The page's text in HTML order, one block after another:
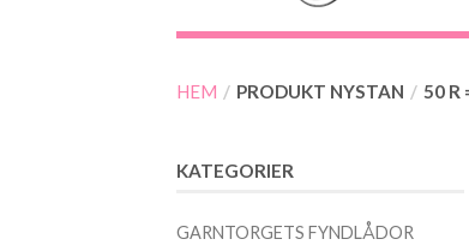
HEM / PRODUKT NYSTAN / 50 R
KATEGORIER
GARNTORGETS FYNDLÅDOR